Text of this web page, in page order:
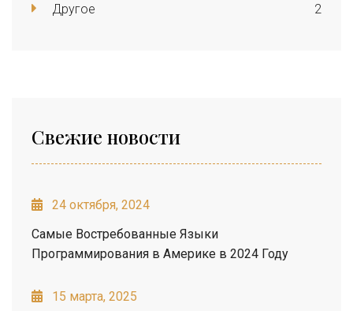
Другое 2
Свежие новости
24 октября, 2024
Самые Востребованные Языки
Программирования в Америке в 2024 Году
15 марта, 2025